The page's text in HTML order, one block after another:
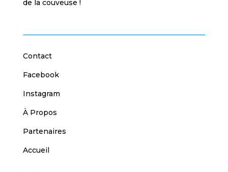
de la couveuse !
Contact
Facebook
Instagram
À Propos
Partenaires
Accueil